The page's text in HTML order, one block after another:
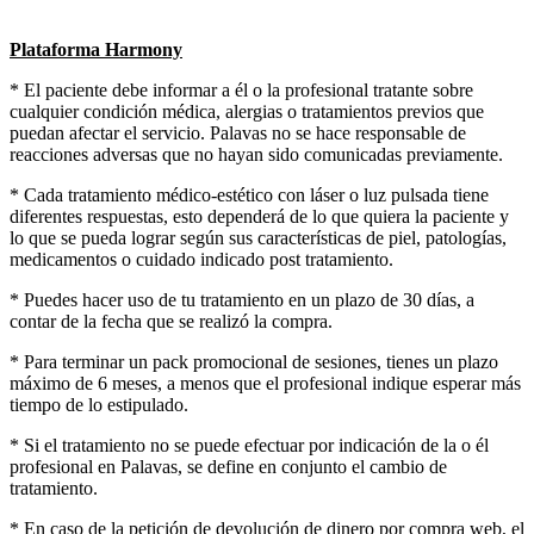
Plataforma Harmony
* El paciente debe informar a él o la profesional tratante sobre
cualquier condición médica, alergias o tratamientos previos que
puedan afectar el servicio. Palavas no se hace responsable de
reacciones adversas que no hayan sido comunicadas previamente.
* Cada tratamiento médico-estético con láser o luz pulsada tiene
diferentes respuestas, esto dependerá de lo que quiera la paciente y
lo que se pueda lograr según sus características de piel, patologías,
medicamentos o cuidado indicado post tratamiento.
* Puedes hacer uso de tu tratamiento en un plazo de 30 días, a
contar de la fecha que se realizó la compra.
* Para terminar un pack promocional de sesiones, tienes un plazo
máximo de 6 meses, a menos que el profesional indique esperar más
tiempo de lo estipulado.
* Si el tratamiento no se puede efectuar por indicación de la o él
profesional en Palavas, se define en conjunto el cambio de
tratamiento.
* En caso de la petición de devolución de dinero por compra web, el